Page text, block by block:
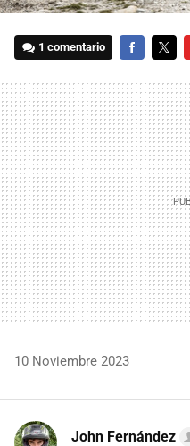
1 comentario
10 Noviembre 2023
John Fernández